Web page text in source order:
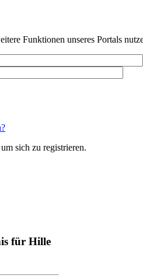
Funktionen unseres Portals
sich zu registrieren.
für Hille